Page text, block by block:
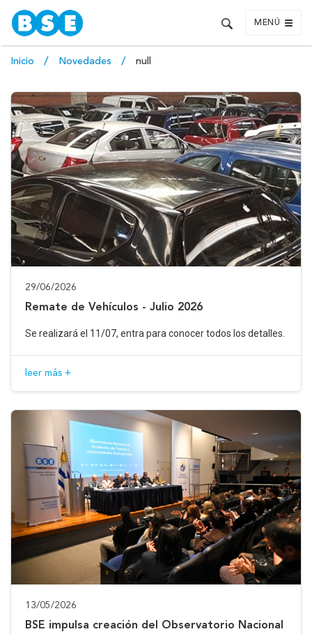
MENÚ
Inicio Novedades null
29/06/2026
Remate de Vehículos - Julio 2026
Se realizará el 11/07, entra para conocer todos los detalles.
leer más +
13/05/2026
BSE impulsa creación del Observatorio Nacional